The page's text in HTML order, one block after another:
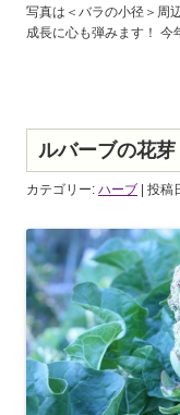
写真は＜バラの小径＞周
成長に心も弾みます！ 今
ルバーブの花芽
カテゴリー: ハーブ | 投稿